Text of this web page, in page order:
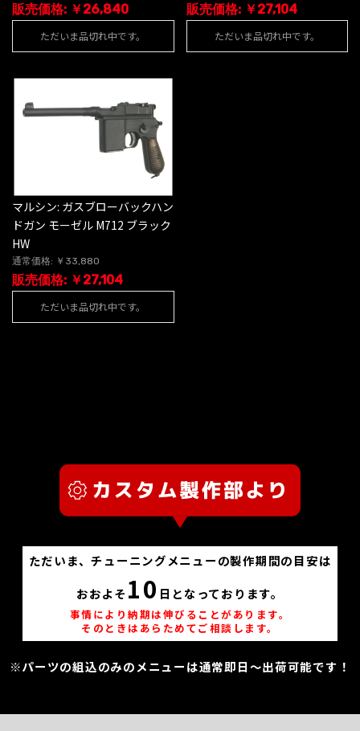
販売価格: ￥26,840
ただいま品切れ中です。
販売価格: ￥27,104
ただいま品切れ中です。
マルシン: ガスブローバックハン
ドガン モーゼル M712 ブラック
HW
通常価格: ￥33,880
販売価格: ￥27,104
ただいま品切れ中です。
ただいま、チューニングメニューの製作期間の目安は
おおよそ 10 日となっております。
事情により納期は伸びることがあります。
そのときはあらためてご相談します。
※パーツの組込のみのメニューは通常即日～出荷可能です！